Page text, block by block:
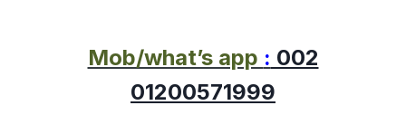
Mob/what’s app: 002
01200571999